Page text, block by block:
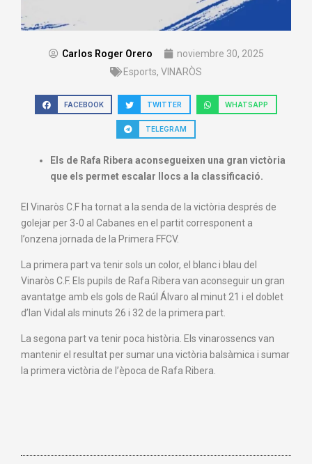
Carlos Roger Orero
noviembre 30, 2025
Esports, VINARÒS
FACEBOOK TWITTER WHATSAPP
TELEGRAM
Els de Rafa Ribera aconsegueixen una gran victòria
que els permet escalar llocs a la classificació.
El Vinaròs C.F ha tornat a la senda de la victòria després de
golejar per 3-0 al Cabanes en el partit corresponent a
l’onzena jornada de la Primera FFCV.
La primera part va tenir sols un color, el blanc i blau del
Vinaròs C.F. Els pupils de Rafa Ribera van aconseguir un gran
avantatge amb els gols de Raúl Álvaro al minut 21 i el doblet
d’Ian Vidal als minuts 26 i 32 de la primera part.
La segona part va tenir poca història. Els vinarossencs van
mantenir el resultat per sumar una victòria balsàmica i sumar
la primera victòria de l’època de Rafa Ribera.